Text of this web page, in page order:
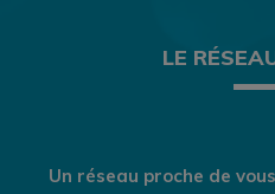
LE
Un réseau proche de